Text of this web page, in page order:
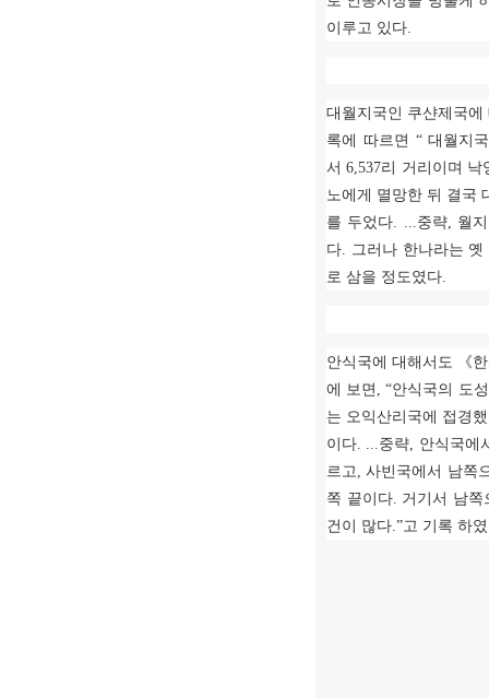
이루고 있다.
대월지국인 쿠샨제국
록에 따르면 “대월지
서6,537리 거리이며
노에게 멸망한 뒤 결국
를 두었다. ...중략, 월
다. 그러나 한나라는
로 삼을 정도였다.
안식국에 대해서도 《
에 보면 , “안식국의 도
는 오익산리국에 접경
이다. ...중략, 안식국에
르고,사빈국에서 남쪽
쪽 끝이다. 거기서 남쪽
건이 많다.”고 기록 하